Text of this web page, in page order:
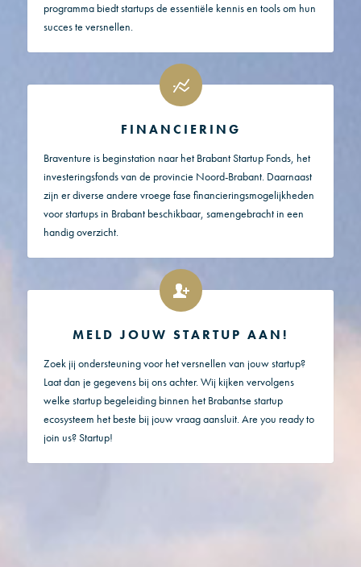
programma biedt startups de essentiële kennis en tools om hun
succes te versnellen.
FINANCIERING
Braventure is beginstation naar het Brabant Startup Fonds, het
investeringsfonds van de provincie Noord-Brabant. Daarnaast
zijn er diverse andere vroege fase financieringsmogelijkheden
voor startups in Brabant beschikbaar, samengebracht in een
handig overzicht.
MELD JOUW STARTUP AAN!
Zoek jij ondersteuning voor het versnellen van jouw startup?
Laat dan je gegevens bij ons achter. Wij kijken vervolgens
welke startup begeleiding binnen het Brabantse startup
ecosysteem het beste bij jouw vraag aansluit. Are you ready to
join us? Startup!